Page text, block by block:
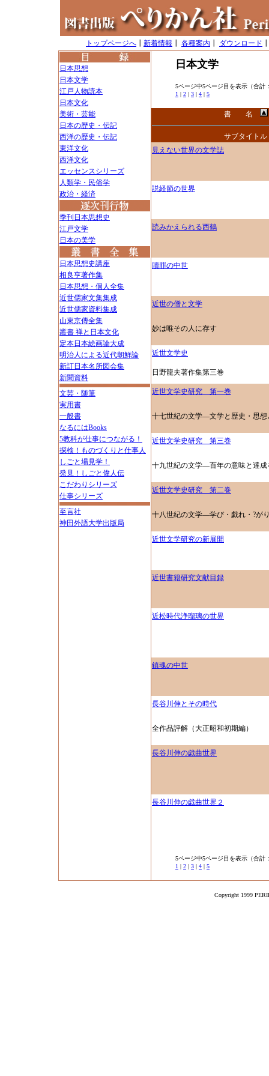
トップページへ 新着情報 各種案内 ダウンロード
日本思想
日本文学
江戸人物読本
日本文化
美術・芸能
日本の歴史・伝記
西洋の歴史・伝記
東洋文化
西洋文化
エッセンスシリーズ
人類学・民俗学
政治・経済
季刊日本思想史
江戸文学
日本の美学
日本思想史講座
相良亨著作集
日本思想・個人全集
近世儒家文集集成
近世儒家資料集成
山東京傳全集
叢書 禅と日本文化
定本日本絵画論大成
明治人による近代朝鮮論
新訂日本名所図会集
新聞資料
文芸・随筆
実用書
一般書
なるにはBooks
5教科が仕事につながる！
探検！ものづくりと仕事人
しごと場見学！
発見！しごと偉人伝
こだわりシリーズ
仕事シリーズ
至言社
神田外語大学出版局
日本文学
5ページ中5ページ目を表示（合計
1 | 2 | 3 | 4 | 5
書 名
サブタイトル
見えない世界の文学誌
説経節の世界
読みかえられる西鶴
贖罪の中世
近世の僧と文学
妙は唯その人に存す
近世文学史
日野龍夫著作集第三巻
近世文学史研究 第一巻
十七世紀の文学―文学と歴史・思
近世文学史研究 第三巻
十九世紀の文学―百年の意味と達
近世文学史研究 第二巻
十八世紀の文学―学び・戯れ・?が
近世文学研究の新展開
近世書籍研究文献目録
近松時代浄瑠璃の世界
鎮魂の中世
長谷川伸とその時代
全作品評解（大正昭和初期編）
長谷川伸の戯曲世界
長谷川伸の戯曲世界２
5ページ中5ページ目を表示（合計
1 | 2 | 3 | 4 | 5
Copyright 1999